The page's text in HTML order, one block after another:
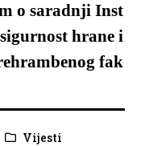
o saradnji Inst
hrane i
fak
Vijesti